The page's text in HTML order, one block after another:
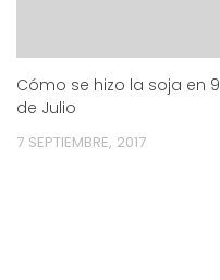
Cómo se hizo la soja en 9
de Julio
7 SEPTIEMBRE, 2017